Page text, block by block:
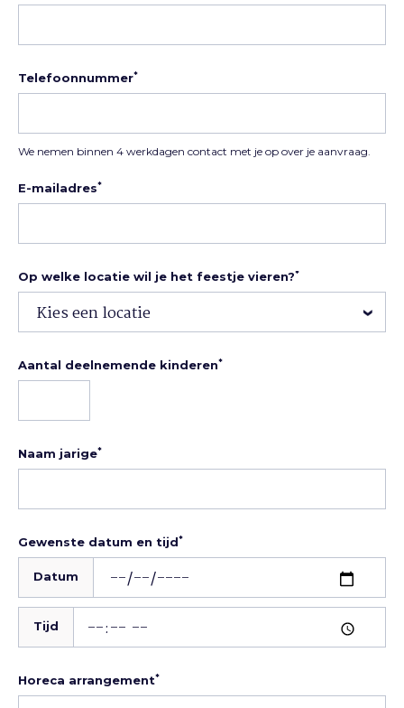
Telefoonnummer*
We nemen binnen 4 werkdagen contact met je op over je aanvraag.
E-mailadres*
Op welke locatie wil je het feestje vieren?*
Aantal deelnemende kinderen*
Naam jarige*
Gewenste datum en tijd*
Datum
Tijd
Horeca arrangement*